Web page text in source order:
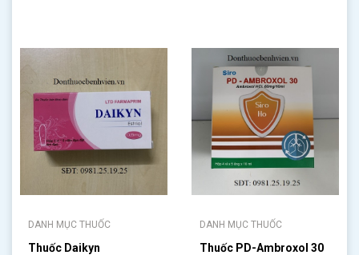
DANH MỤC THUỐC
Thuốc Daikyn
DANH MỤC THUỐC
Thuốc PD-Ambroxol 30